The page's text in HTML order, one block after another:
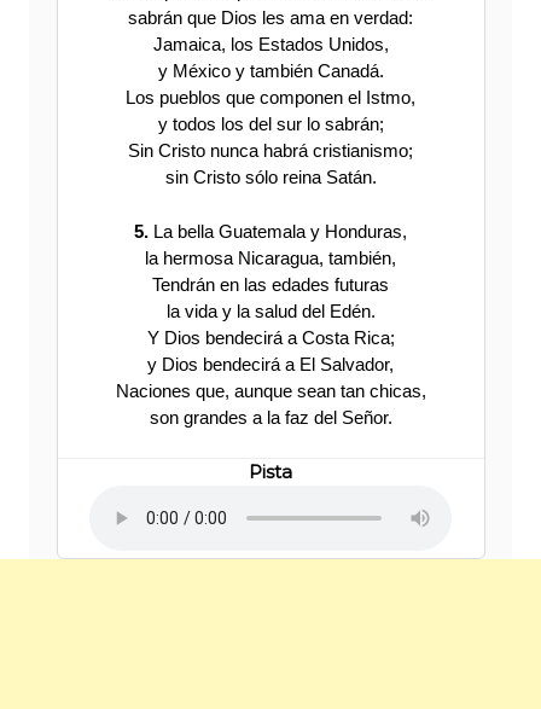
sabrán que Dios les ama en verdad:
Jamaica, los Estados Unidos,
y México y también Canadá.
Los pueblos que componen el Istmo,
y todos los del sur lo sabrán;
Sin Cristo nunca habrá cristianismo;
sin Cristo sólo reina Satán.
5. La bella Guatemala y Honduras,
la hermosa Nicaragua, también,
Tendrán en las edades futuras
la vida y la salud del Edén.
Y Dios bendecirá a Costa Rica;
y Dios bendecirá a El Salvador,
Naciones que, aunque sean tan chicas,
son grandes a la faz del Señor.
Pista